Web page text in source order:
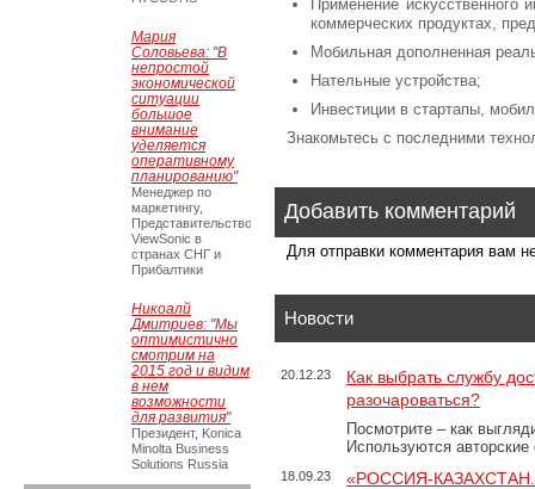
Применение искусственного
коммерческих продуктах,
Мобильная дополненная
Нательные устройства;
Инвестиции в стартапы,
Знакомьтесь с последними
Добавить комментарий
Для отправки комментария вам
Новости
20.12.23
Как выбрать службу
разочароваться?
Посмотрите – как
Используются
18.09.23
«РОССИЯ-
Мария
Соловьева: "В
непростой
экономической
ситуации
большое
внимание
уделяется
оперативному
планированию"
Менеджер по
маркетингу,
Представительство
ViewSonic в
странах СНГ и
Прибалтики
Никоалй
Дмитриев: "Мы
оптимистично
смотрим на
2015 год и видим
в нем
возможности
для развития"
Президент, Konica
Minolta Business
Solutions Russia